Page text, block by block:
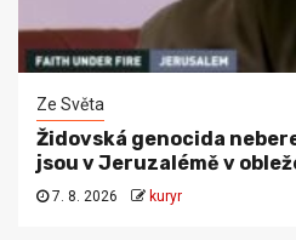
Ze Světa
Židovská genocida
jsou v Jeruzalémě v
7. 8. 2026 kuryr